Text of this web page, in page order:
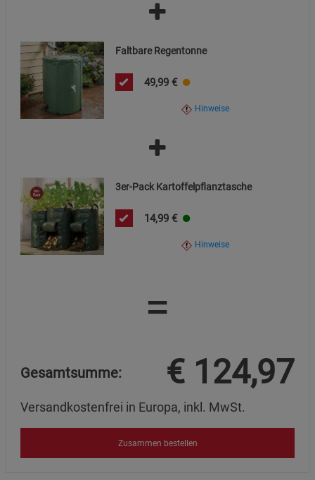
Faltbare Regentonne
49,99 €
Hinweise
3er-Pack Kartoffelpflanztasche
14,99 €
Hinweise
=
Gesamtsumme: € 124,97
Versandkostenfrei in Europa, inkl. MwSt.
Zusammen bestellen